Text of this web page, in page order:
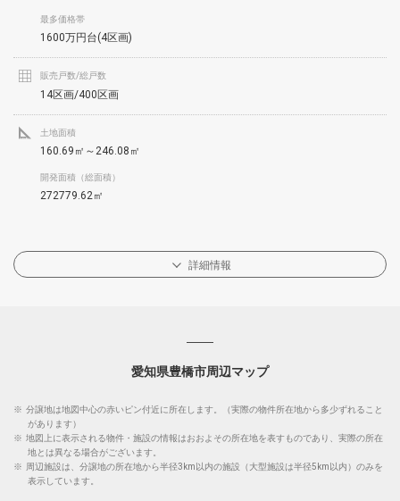
最多価格帯
1600万円台(4区画)
販売戸数/総戸数
14区画/400区画
土地面積
160.69㎡～246.08㎡
開発面積（総面積）
272779.62㎡
詳細情報
愛知県豊橋市周辺マップ
※ 分譲地は地図中心の赤いピン付近に所在します。（実際の物件所在地から多少ずれること
があります）
※ 地図上に表示される物件・施設の情報はおおよその所在地を表すものであり、実際の所在
地とは異なる場合がございます。
※
周辺施設は、分譲地の所在地から半径3km以内の施設（大型施設は半径5km以内）のみを
表示しています。